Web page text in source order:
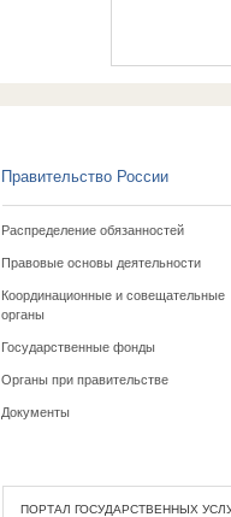
Правительство России
Распределение обязанностей
Правовые основы деятельности
Координационные и совещательные
органы
Государственные фонды
Органы при правительстве
Документы
ПОРТАЛ ГОСУДАРСТВЕННЫХ